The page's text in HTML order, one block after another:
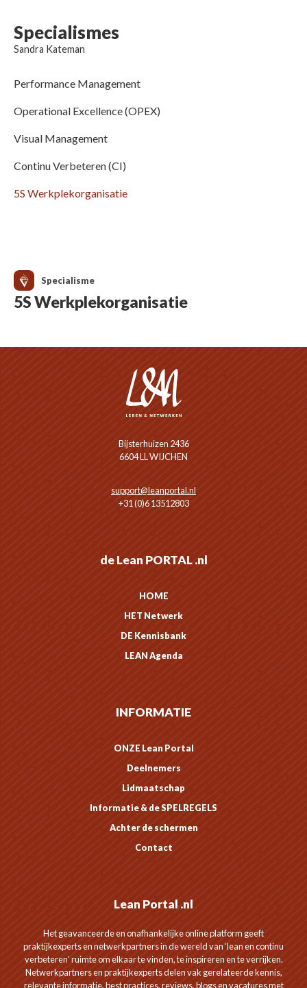
Specialismes
Sandra Kateman
Performance Management
Operational Excellence (OPEX)
Visual Management
Continu Verbeteren (CI)
5S Werkplekorganisatie
Specialisme
5S Werkplekorganisatie
Bijsterhuizen 2436
6604 LL WIJCHEN
support@leanportal.nl
+31 (0)6 13512803
de Lean PORTAL .nl
HOME
HET Netwerk
DE Kennisbank
LEAN Agenda
INFORMATIE
ONZE Lean Portal
Deelnemers
Lidmaatschap
Informatie & de SPELREGELS
Achter de schermen
Contact
Lean Portal .nl
Het geavanceerde en onafhankelijke online platform geeft
praktijkexperts en netwerkpartners in de wereld van ‘lean en continu
verbeteren’ ruimte om elkaar te vinden, te inspireren en te verrijken.
Netwerkpartners en praktijkexperts delen vak gerelateerde kennis,
relevante informatie, best practices, reviews, blogs en vacatures met